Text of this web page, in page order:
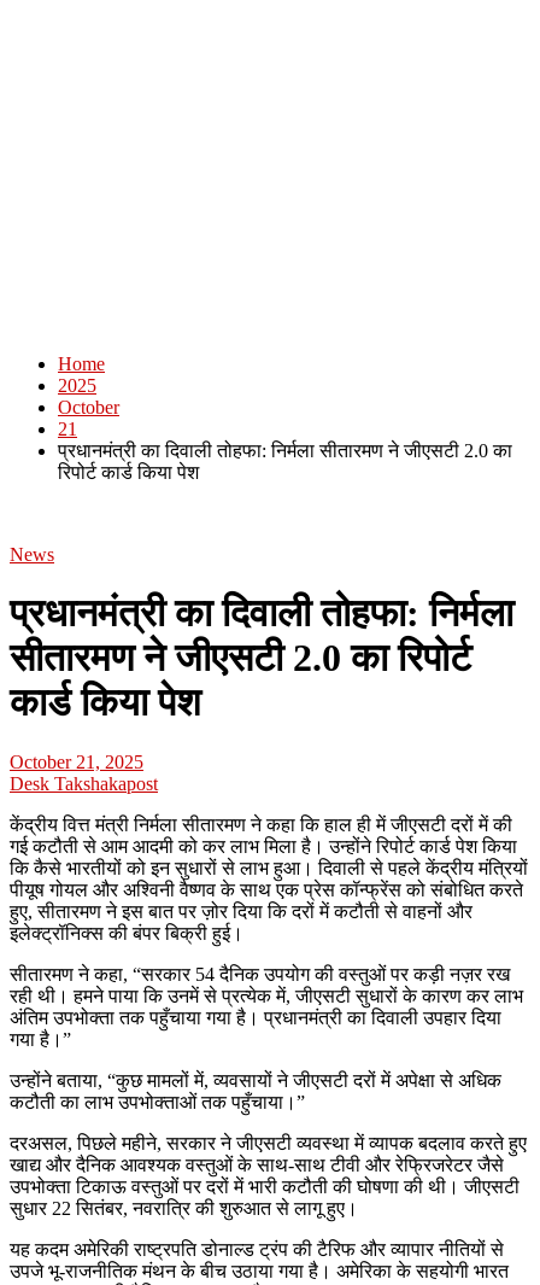
Home
2025
October
21
प्रधानमंत्री का दिवाली तोहफा: निर्मला सीतारमण ने जीएसटी 2.0 का
रिपोर्ट कार्ड किया पेश
News
प्रधानमंत्री का दिवाली तोहफा: निर्मला
सीतारमण ने जीएसटी 2.0 का रिपोर्ट
कार्ड किया पेश
October 21, 2025
Desk Takshakapost
केंद्रीय वित्त मंत्री निर्मला सीतारमण ने कहा कि हाल ही में जीएसटी दरों में की
गई कटौती से आम आदमी को कर लाभ मिला है। उन्होंने रिपोर्ट कार्ड पेश किया
कि कैसे भारतीयों को इन सुधारों से लाभ हुआ। दिवाली से पहले केंद्रीय मंत्रियों
पीयूष गोयल और अश्विनी वैष्णव के साथ एक प्रेस कॉन्फ्रेंस को संबोधित करते
हुए, सीतारमण ने इस बात पर ज़ोर दिया कि दरों में कटौती से वाहनों और
इलेक्ट्रॉनिक्स की बंपर बिक्री हुई।
सीतारमण ने कहा, “सरकार 54 दैनिक उपयोग की वस्तुओं पर कड़ी नज़र रख
रही थी। हमने पाया कि उनमें से प्रत्येक में, जीएसटी सुधारों के कारण कर लाभ
अंतिम उपभोक्ता तक पहुँचाया गया है। प्रधानमंत्री का दिवाली उपहार दिया
गया है।”
उन्होंने बताया, “कुछ मामलों में, व्यवसायों ने जीएसटी दरों में अपेक्षा से अधिक
कटौती का लाभ उपभोक्ताओं तक पहुँचाया।”
दरअसल, पिछले महीने, सरकार ने जीएसटी व्यवस्था में व्यापक बदलाव करते हुए
खाद्य और दैनिक आवश्यक वस्तुओं के साथ-साथ टीवी और रेफ्रिजरेटर जैसे
उपभोक्ता टिकाऊ वस्तुओं पर दरों में भारी कटौती की घोषणा की थी। जीएसटी
सुधार 22 सितंबर, नवरात्रि की शुरुआत से लागू हुए।
यह कदम अमेरिकी राष्ट्रपति डोनाल्ड ट्रंप की टैरिफ और व्यापार नीतियों से
उपजे भू-राजनीतिक मंथन के बीच उठाया गया है। अमेरिका के सहयोगी भारत